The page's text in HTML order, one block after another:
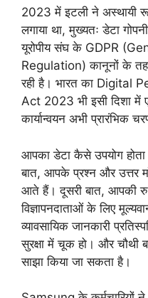
2023 में इटली ने अस्थायी
लगाया था, मुख्यतः डेटा
यूरोपीय संघ के GDPR
Regulation) कानूनों के
रही है। भारत का Digital
Act 2023 भी इसी दिशा
कार्यान्वयन अभी प्रारंभिक
आपका डेटा कैसे उपयोग
बात, आपके प्रश्न और उत्तर
आते हैं। दूसरी बात, आपकी
विज्ञापनदाताओं के लिए
व्यावसायिक जानकारी
सुरक्षा में चूक हो। और चौथी
साझा किया जा सकता है।